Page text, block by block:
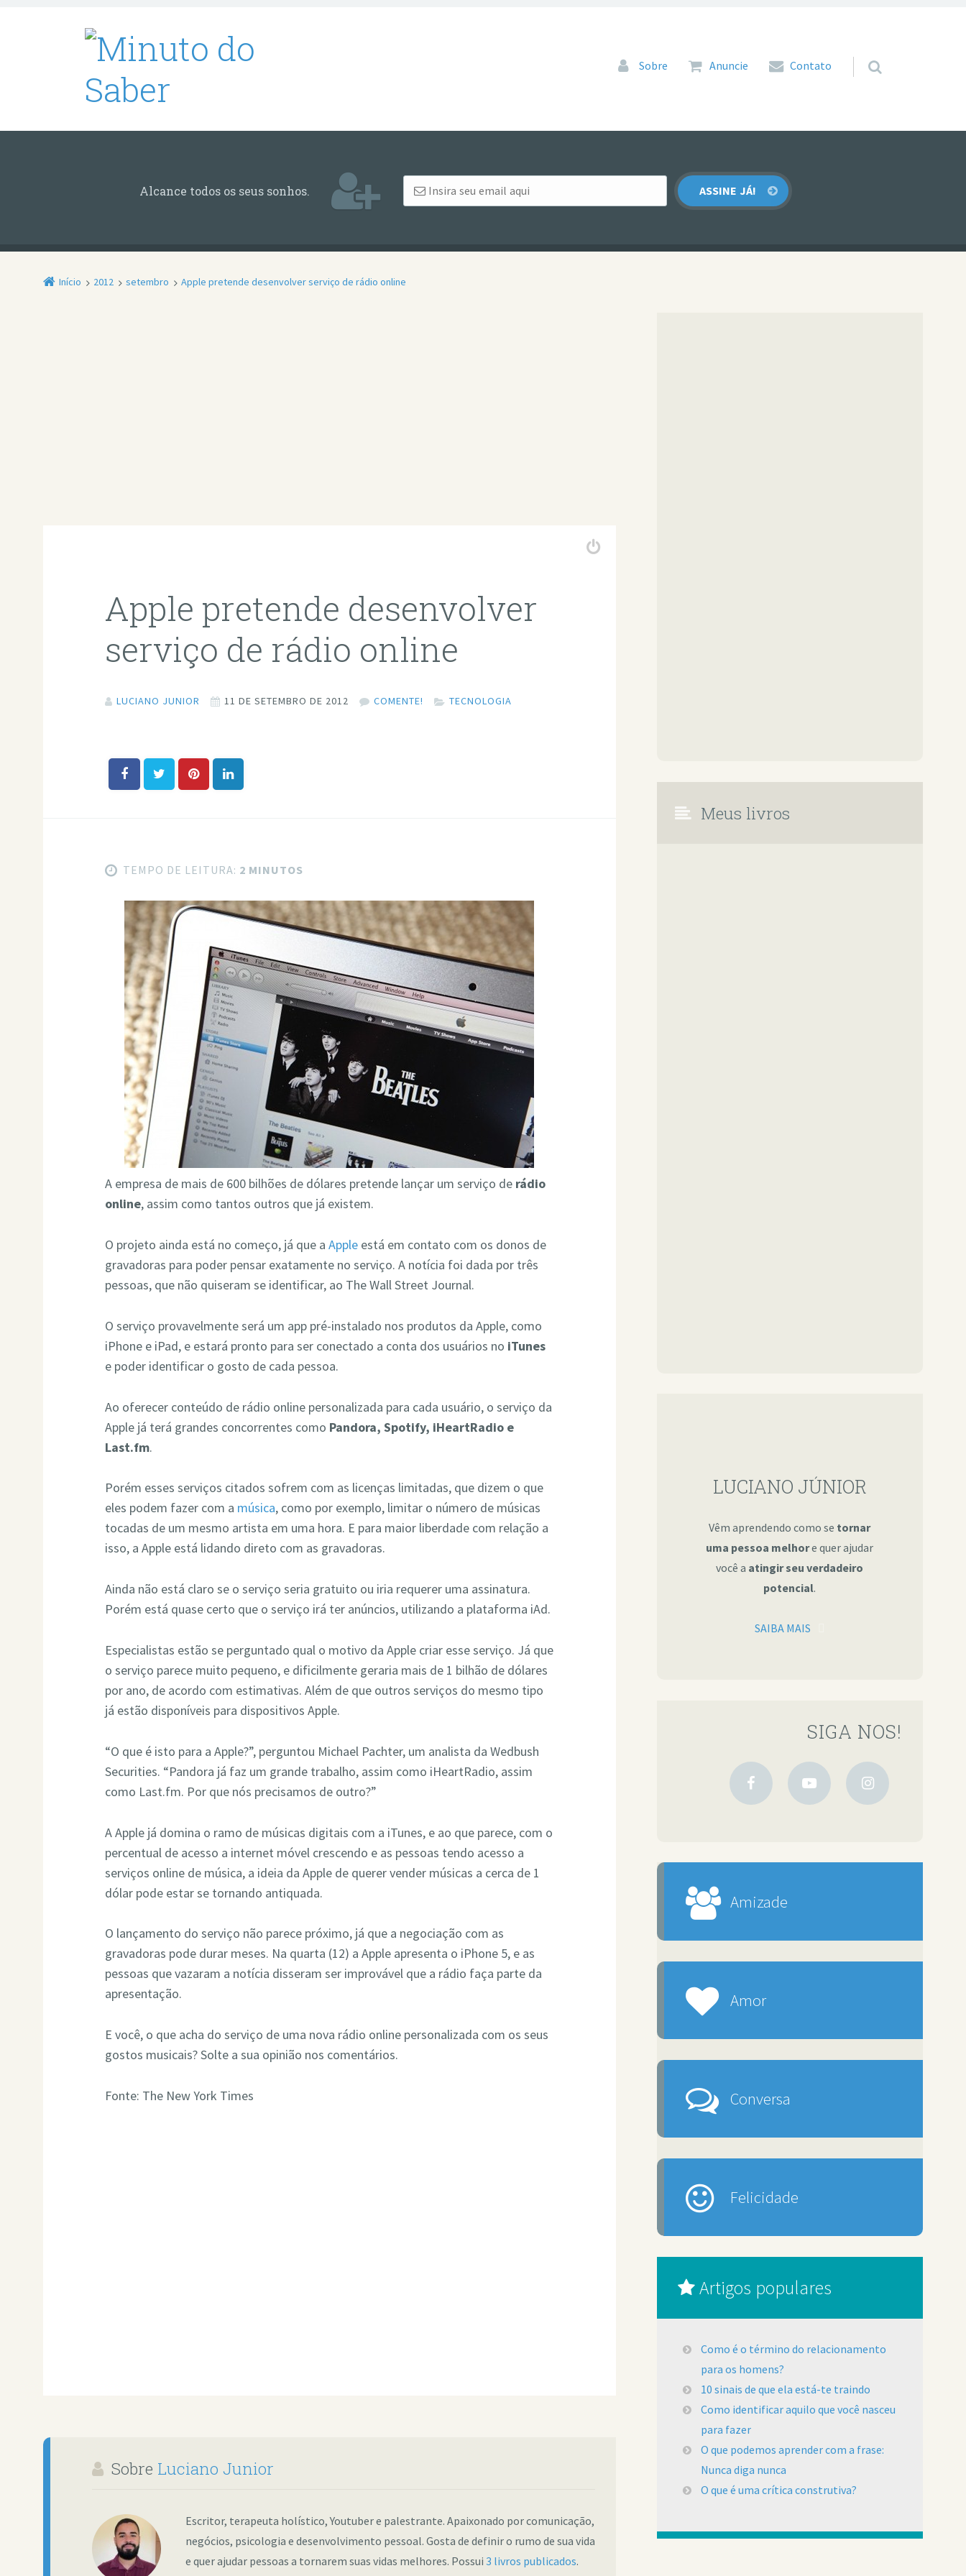
Pular para o conteúdo
Sobre Anuncie Contato
Alcance todos os seus sonhos.
Início 2012 setembro Apple pretende desenvolver serviço de rádio online
Apple pretende desenvolver
serviço de rádio online
LUCIANO JUNIOR 11 DE SETEMBRO DE 2012 COMENTE! TECNOLOGIA
TEMPO DE LEITURA: 2 MINUTOS
A empresa de mais de 600 bilhões de dólares pretende lançar um serviço de rádio
online, assim como tantos outros que já existem.
O projeto ainda está no começo, já que aApple está em contato com os donos de
gravadoras para poder pensar exatamente no serviço. A notícia foi dada por três
pessoas, que não quiseram se identificar, ao The Wall Street Journal.
O serviço provavelmente será um app pré-instalado nos produtos da Apple, como
iPhone e iPad, e estará pronto para ser conectado a conta dos usuários no iTunes
e poder identificar o gosto de cada pessoa.
Ao oferecer conteúdo de rádio online personalizada para cada usuário, o serviço da
Apple já terá grandes concorrentes como Pandora, Spotify, iHeartRadio e
Last.fm.
Porém esses serviços citados sofrem com as licenças limitadas, que dizem o que
eles podem fazer com a música, como por exemplo, limitar o número de músicas
tocadas de um mesmo artista em uma hora. E para maior liberdade com relação a
isso, a Apple está lidando direto com as gravadoras.
Ainda não está claro se o serviço seria gratuito ou iria requerer uma assinatura.
Porém está quase certo que o serviço irá ter anúncios, utilizando a plataforma iAd.
Especialistas estão se perguntado qual o motivo da Apple criar esse serviço. Já que
o serviço parece muito pequeno, e dificilmente geraria mais de 1 bilhão de dólares
por ano, de acordo com estimativas. Além de que outros serviços do mesmo tipo
já estão disponíveis para dispositivos Apple.
“O que é isto para a Apple?”, perguntou Michael Pachter, um analista da Wedbush
Securities. “Pandora já faz um grande trabalho, assim como iHeartRadio, assim
como Last.fm. Por que nós precisamos de outro?”
A Apple já domina o ramo de músicas digitais com a iTunes, e ao que parece, com o
percentual de acesso a internet móvel crescendo e as pessoas tendo acesso a
serviços online de música, a ideia da Apple de querer vender músicas a cerca de 1
dólar pode estar se tornando antiquada.
O lançamento do serviço não parece próximo, já que a negociação com as
gravadoras pode durar meses. Na quarta (12) a Apple apresenta o iPhone 5, e as
pessoas que vazaram a notícia disseram ser improvável que a rádio faça parte da
apresentação.
E você, o que acha do serviço de uma nova rádio online personalizada com os seus
gostos musicais? Solte a sua opinião nos comentários.
Fonte: The New York Times
Sobre Luciano Junior
Escritor, terapeuta holístico, Youtuber e palestrante. Apaixonado por comunicação,
negócios, psicologia e desenvolvimento pessoal. Gosta de definir o rumo de sua vida
e quer ajudar pessoas a tornarem suas vidas melhores. Possui 3 livros publicados.
Meus livros
LUCIANO JÚNIOR
Vêm aprendendo como se tornar
uma pessoa melhore quer ajudar
você a atingir seu verdadeiro
potencial.
SAIBA MAIS
SIGA NOS!
Amizade
Amor
Conversa
Felicidade
Artigos populares
Como é o término do relacionamento
para os homens?
10 sinais de que ela está-te traindo
Como identificar aquilo que você nasceu
para fazer
O que podemos aprender com a frase:
Nunca diga nunca
O que é uma crítica construtiva?